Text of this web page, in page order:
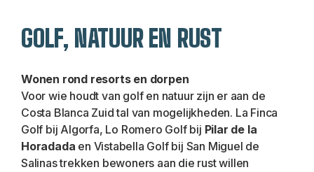
GOLF, NATUUR EN RUST
Wonen rond resorts en dorpen
Voor wie houdt van golf en natuur zijn er aan de
Costa Blanca Zuid tal van mogelijkheden. La Finca
Golf bij Algorfa, Lo Romero Golf bij Pilar de la
Horadada en Vistabella Golf bij San Miguel de
Salinas trekken bewoners aan die rust willen